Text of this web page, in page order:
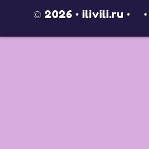
© 2026 • ilivili.ru • •